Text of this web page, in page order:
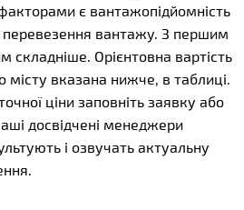
є вантажопідйомність
вантажу. З першим
складніше. Орієнтовна вартість
вказана нижче, в таблиці.
ціни заповніть заявку або
досвідчені менеджери
і озвучать актуальну